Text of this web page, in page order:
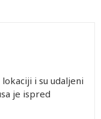
i su udaljeni
je ispred